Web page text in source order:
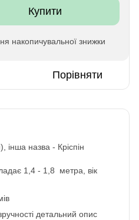
Купити
накопичувальної знижки
Порівняти
назва - Кріспін
1,4 - 1,8 метра, вік
детальний опис